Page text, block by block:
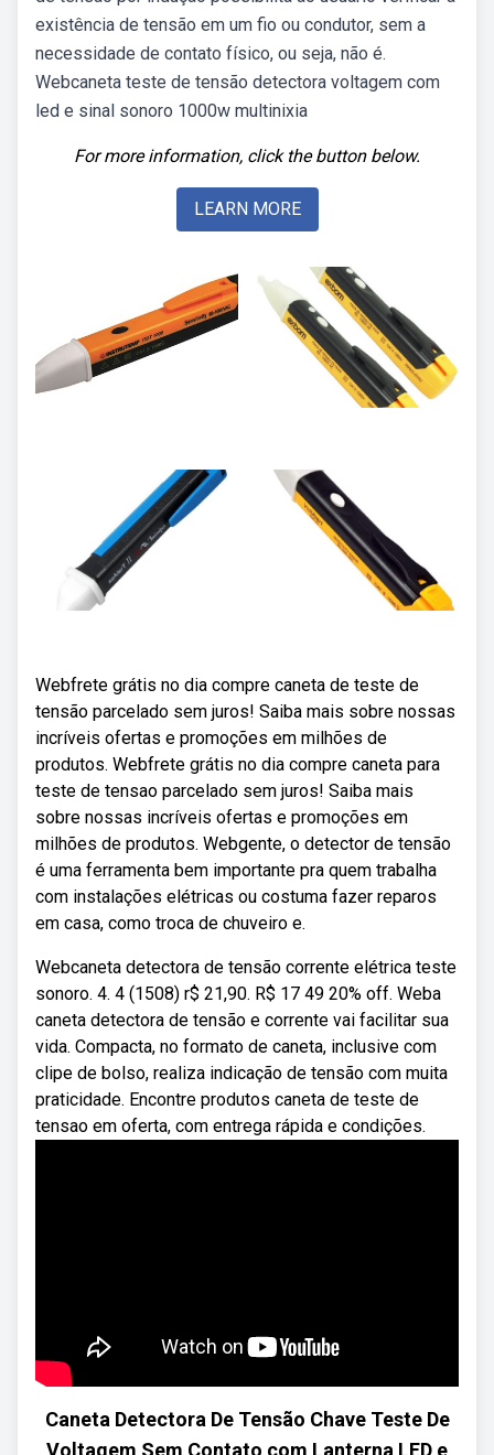
existência de tensão em um fio ou condutor, sem a
necessidade de contato físico, ou seja, não é.
Webcaneta teste de tensão detectora voltagem com
led e sinal sonoro 1000w multinixia
For more information, click the button below.
LEARN MORE
Webfrete grátis no dia compre caneta de teste de
tensão parcelado sem juros! Saiba mais sobre nossas
incríveis ofertas e promoções em milhões de
produtos. Webfrete grátis no dia compre caneta para
teste de tensao parcelado sem juros! Saiba mais
sobre nossas incríveis ofertas e promoções em
milhões de produtos. Webgente, o detector de tensão
é uma ferramenta bem importante pra quem trabalha
com instalações elétricas ou costuma fazer reparos
em casa, como troca de chuveiro e.
Webcaneta detectora de tensão corrente elétrica teste
sonoro. 4. 4 (1508) r$ 21,90. R$ 17 49 20% off. Weba
caneta detectora de tensão e corrente vai facilitar sua
vida. Compacta, no formato de caneta, inclusive com
clipe de bolso, realiza indicação de tensão com muita
praticidade. Encontre produtos caneta de teste de
tensao em oferta, com entrega rápida e condições.
Caneta Detectora De Tensão Chave Teste De
Voltagem Sem Contato com Lanterna LED e